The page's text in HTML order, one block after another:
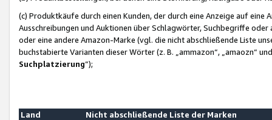
(c) Produktkäufe durch einen Kunden, der durch eine Anzeige auf
Ausschreibungen und Auktionen über Schlagwörter, Suchbegriffe
oder eine andere Amazon-Marke (vgl. die nicht abschließende Liste
buchstabierte Varianten dieser Wörter (z. B. „ammazon“, „amaozn“
Suchplatzierung”);
Land
Nicht abschließende Liste der Marken